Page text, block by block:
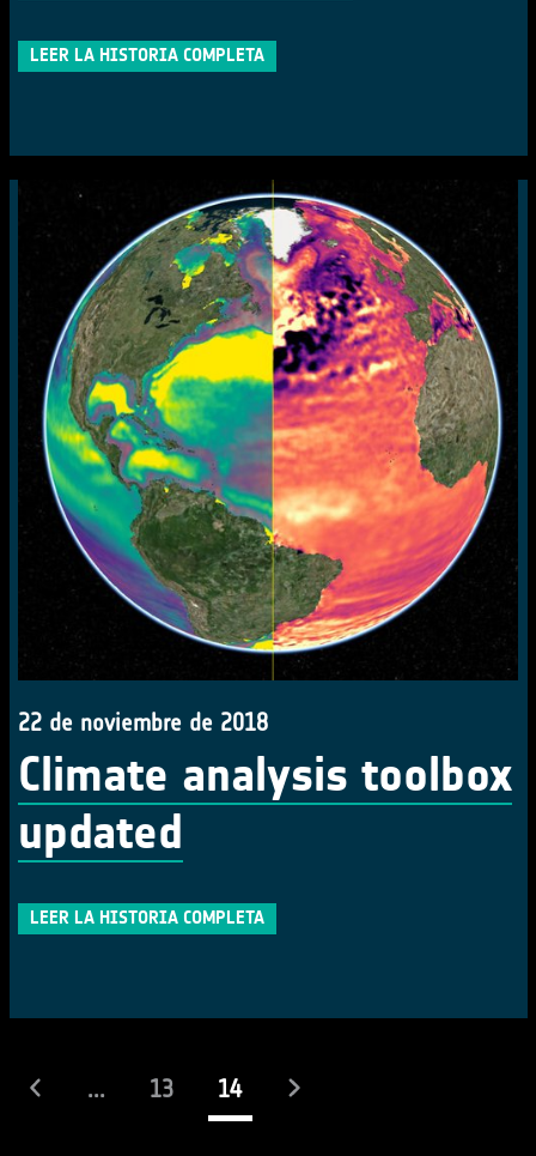
LEER LA HISTORIA COMPLETA
22 de noviembre de 2018
Climate analysis toolbox
updated
LEER LA HISTORIA COMPLETA
... 13 14(actual)